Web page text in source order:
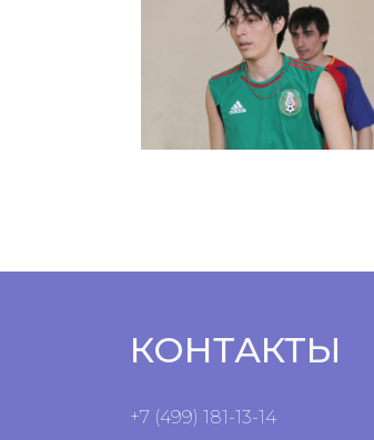
КОНТАКТЫ
+7 (499) 181-13-14